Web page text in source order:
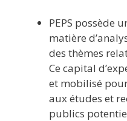
PEPS possède
matière
des thèmes
Ce capital
et mobilisé
aux études et
publics